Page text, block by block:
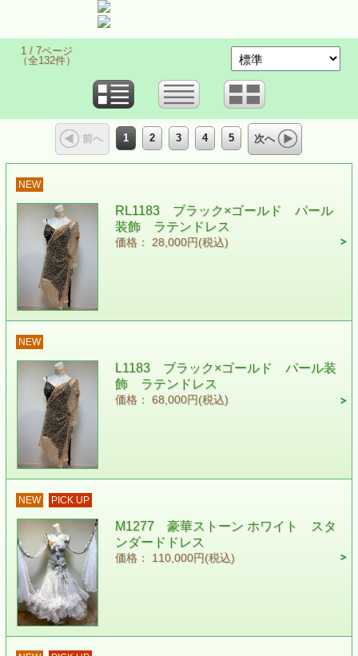
1 / 7ページ
（全132件）
前へ 1 2 3 4 5 次へ
NEW
RL1183 ブラック×ゴールド パール
装飾 ラテンドレス
価格： 28,000円(税込)
NEW
L1183 ブラック×ゴールド パール装
飾 ラテンドレス
価格： 68,000円(税込)
NEW PICK UP
M1277 豪華ストーン ホワイト スタ
ンダードドレス
価格： 110,000円(税込)